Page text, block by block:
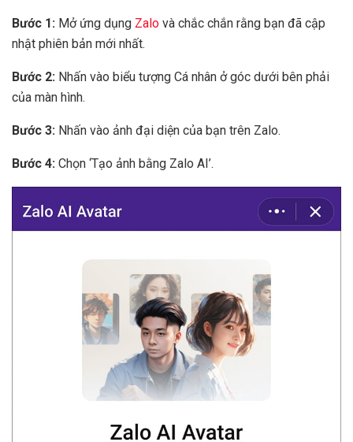
Bước 1: Mở ứng dụng Zalo và chắc chắn rằng bạn đã cập
nhật phiên bản mới nhất.
Bước 2: Nhấn vào biểu tượng Cá nhân ở góc dưới bên phải
của màn hình.
Bước 3: Nhấn vào ảnh đại diện của bạn trên Zalo.
Bước 4: Chọn ‘Tạo ảnh bằng Zalo AI’.